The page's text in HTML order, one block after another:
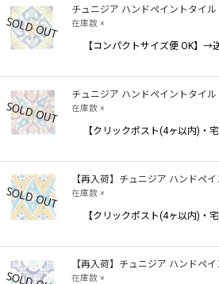
チュニジア ハンドペイントタイ
在庫数 ×
【コンパクトサイズ便 OK】
チュニジア ハンドペイントタイ
在庫数 ×
【クリックポスト(4ヶ以内)・
【再入荷】チュニジア ハンドペ
在庫数 ×
【クリックポスト(4ヶ以内)・
【再入荷】チュニジア ハンドペ
在庫数 ×